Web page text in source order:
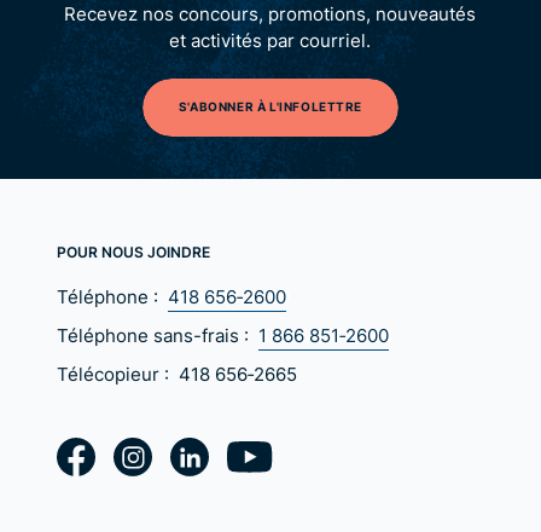
Recevez nos concours, promotions, nouveautés
et activités par courriel.
S'ABONNER À L'INFOLETTRE
POUR NOUS JOINDRE
Téléphone : 418 656‑2600
Téléphone sans-frais : 1 866 851‑2600
Télécopieur : 418 656‑2665